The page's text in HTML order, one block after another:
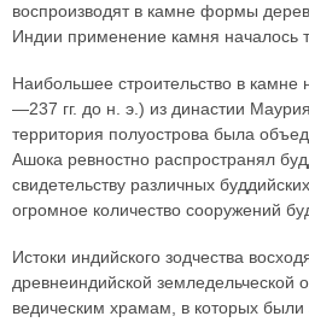
воспроизводят в камне формы
Индии применение камня началось
Наибольшее строительство в
—237 гг. до н. э.) из династии
территория полуострова была
Ашока ревностно распространял
свидетельству различных
огромное количество сооружений
Истоки индийского зодчества
древнеиндийской
ведическим храмам, в которых